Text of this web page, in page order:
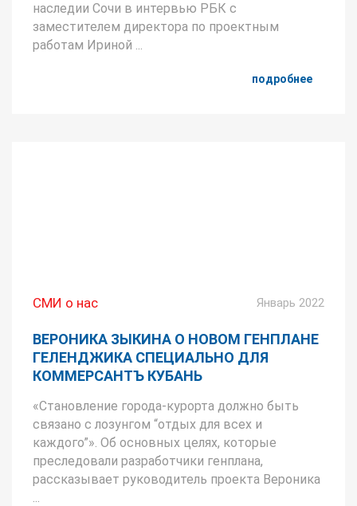
наследии Сочи в интервью РБК с
заместителем директора по проектным
работам Ириной ...
подробнее
СМИ о нас Январь 2022
ВЕРОНИКА ЗЫКИНА О НОВОМ ГЕНПЛАНЕ
ГЕЛЕНДЖИКА СПЕЦИАЛЬНО ДЛЯ
КОММЕРСАНТЪ КУБАНЬ
«Становление города-курорта должно быть
связано с лозунгом “отдых для всех и
каждого”». Об основных целях, которые
преследовали разработчики генплана,
рассказывает руководитель проекта Вероника
...